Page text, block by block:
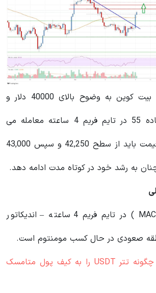
طبق نمودار، قیمت بیت کوین به وضوح بالای 40000 دلار و
میانگین متحرک ساده 55 در تایم فریم 4 ساعته معامله می
شود. به طور کلی، قیمت باید از سطح 42,250 و سپس 43,000
به رشد خود در کوتاه مدت ادامه دهد.
اندیکاتور مکدی (MACD ) در تایم فریم 4 ساعته – اندیکاتور
صعودی در حال کسب مومنتوم است.
چگونه تتر USDT را به کیف پول متامسک